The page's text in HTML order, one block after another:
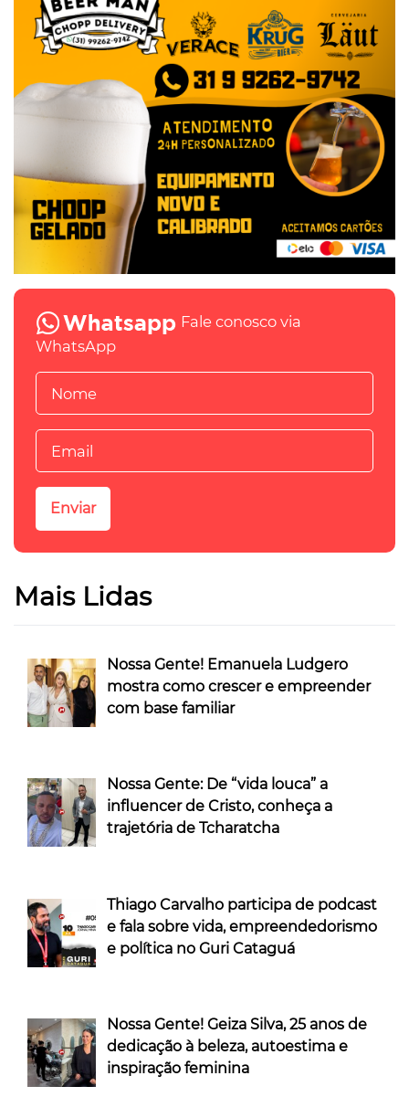
Fale conosco via
WhatsApp
Mais Lidas
Nossa Gente! Emanuela Ludgero
mostra como crescer e empreender
com base familiar
Nossa Gente: De “vida louca” a
influencer de Cristo, conheça a
trajetória de Tcharatcha
Thiago Carvalho participa de podcast
e fala sobre vida, empreendedorismo
e política no Guri Cataguá
Nossa Gente! Geiza Silva, 25 anos de
dedicação à beleza, autoestima e
inspiração feminina